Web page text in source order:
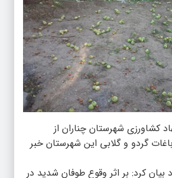
کشاورزی شهرستان چناران از
گردو و گلابی این شهرستان خبر
بیان کرد: بر اثر وقوع طوفان شدید در